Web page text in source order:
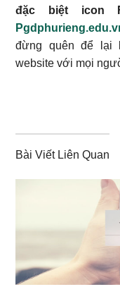
đặc biệt icon
đừng quên để lại
website với mọi
Bài Viết Liên Quan